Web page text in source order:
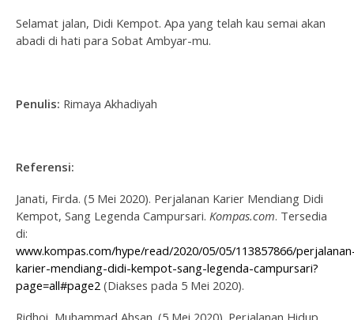
Selamat jalan, Didi Kempot. Apa yang telah kau semai akan
abadi di hati para Sobat Ambyar-mu.
Penulis: Rimaya Akhadiyah
Referensi:
Janati, Firda. (5 Mei 2020). Perjalanan Karier Mendiang Didi
Kempot, Sang Legenda Campursari. Kompas.com. Tersedia
di:
www.kompas.com/hype/read/2020/05/05/113857866/
karier-mendiang-didi-kempot-sang-legenda-campursari?
page=all#page2 (Diakses pada 5 Mei 2020).
Ridhoi, Muhammad Ahsan. (5 Mei 2020). Perjalanan Hidup